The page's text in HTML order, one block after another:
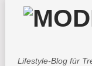
Lifestyle-Blog für